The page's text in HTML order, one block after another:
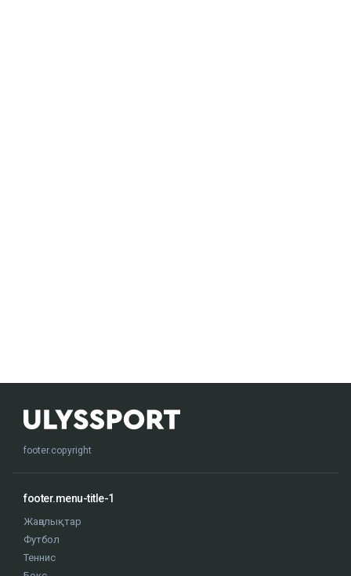
footer.copyright
footer.menu-title-1
Жаңалықтар
Футбол
Теннис